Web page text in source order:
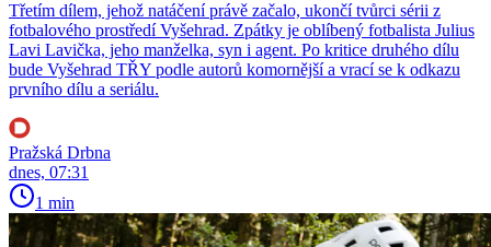
Třetím dílem, jehož natáčení právě začalo, ukončí tvůrci sérii z
fotbalového prostředí Vyšehrad. Zpátky je oblíbený fotbalista Julius
Lavi Lavička, jeho manželka, syn i agent. Po kritice druhého dílu
bude Vyšehrad TŘY podle autorů komornější a vrací se k odkazu
prvního dílu a seriálu.
Pražská Drbna
dnes, 07:31
1 min